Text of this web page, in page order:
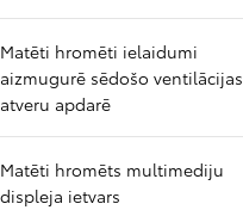
Matēti hromēti ielaidumi
aizmugurē sēdošo ventilācijas
atveru apdarē
Matēti hromēts multimediju
displeja ietvars